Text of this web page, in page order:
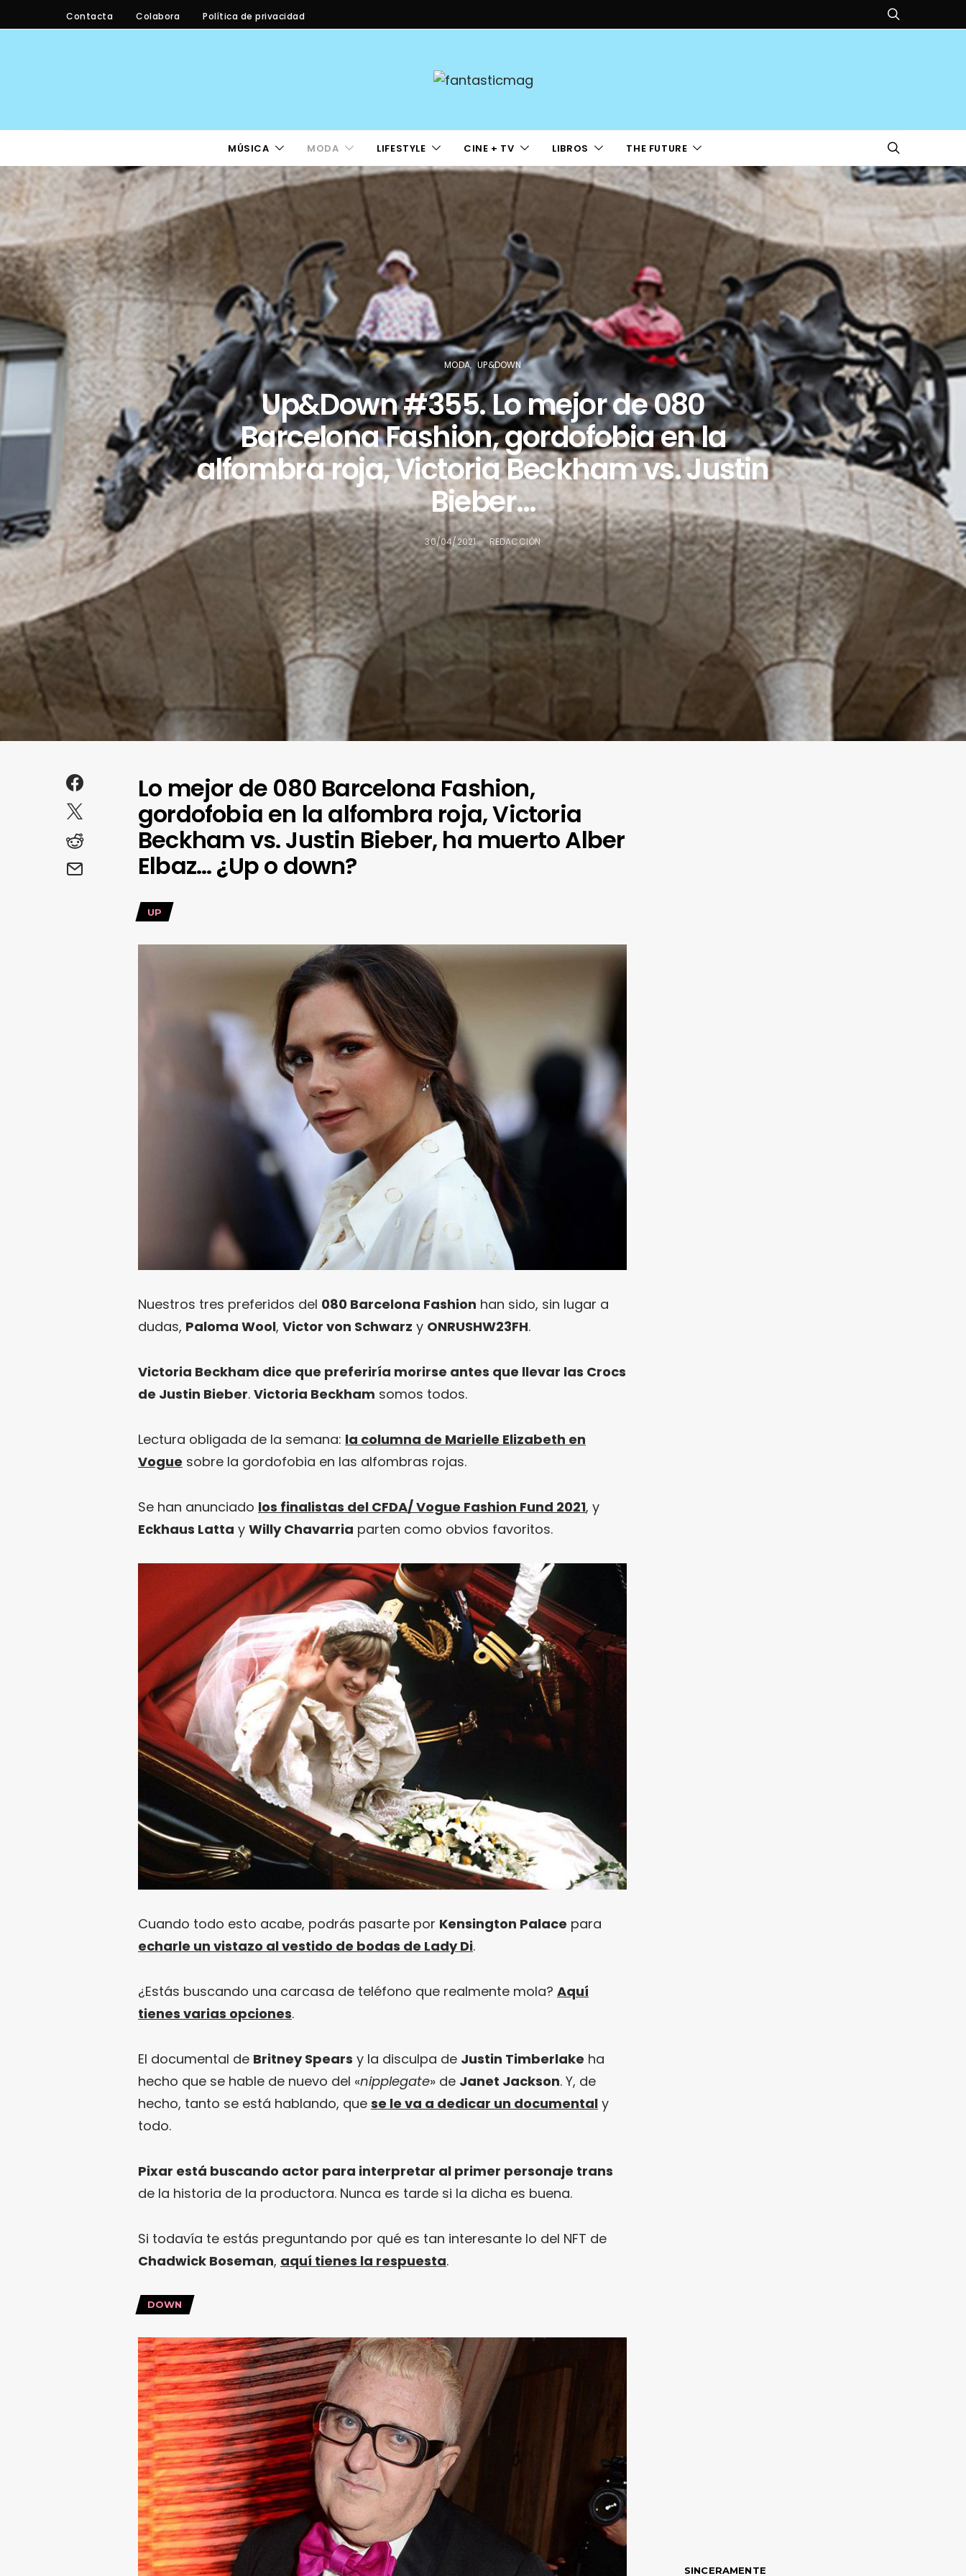
Contacta Colabora Política de privacidad
MÚSICA MODA LIFESTYLE CINE + TV LIBROS THE FUTURE
MODA UP&DOWN
Up&Down #355. Lo mejor de 080
Barcelona Fashion, gordofobia en la
alfombra roja, Victoria Beckham vs. Justin
Bieber…
30/04/2021 REDACCIÓN
Lo mejor de 080 Barcelona Fashion,
gordofobia en la alfombra roja, Victoria
Beckham vs. Justin Bieber, ha muerto Alber
Elbaz… ¿Up o down?
UP
Nuestros tres preferidos del 080 Barcelona Fashion han sido, sin lugar a
dudas, Paloma Wool, Victor von Schwarz y ONRUSHW23FH.
Victoria Beckham dice que preferiría morirse antes que llevar las Crocs
de Justin Bieber. Victoria Beckham somos todos.
Lectura obligada de la semana: la columna de Marielle Elizabeth en
Vogue sobre la gordofobia en las alfombras rojas.
Se han anunciado los finalistas del CFDA/ Vogue Fashion Fund 2021, y
Eckhaus Latta y Willy Chavarria parten como obvios favoritos.
Cuando todo esto acabe, podrás pasarte por Kensington Palace para
echarle un vistazo al vestido de bodas de Lady Di.
¿Estás buscando una carcasa de teléfono que realmente mola? Aquí
tienes varias opciones.
El documental de Britney Spears y la disculpa de Justin Timberlake ha
hecho que se hable de nuevo del «nipplegate» de Janet Jackson. Y, de
hecho, tanto se está hablando, que se le va a dedicar un documental y
todo.
Pixar está buscando actor para interpretar al primer personaje trans
de la historia de la productora. Nunca es tarde si la dicha es buena.
Si todavía te estás preguntando por qué es tan interesante lo del NFT de
Chadwick Boseman, aquí tienes la respuesta.
DOWN
SINCERAMENTE